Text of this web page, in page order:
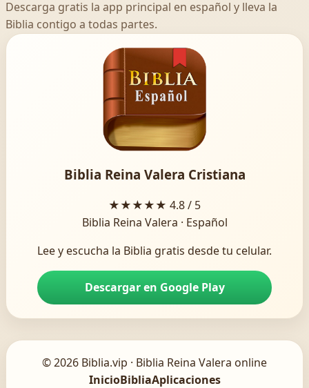
Descarga gratis la app principal en español y lleva la
Biblia contigo a todas partes.
Biblia Reina Valera Cristiana
★★★★★ 4.8 / 5
Biblia Reina Valera · Español
Lee y escucha la Biblia gratis desde tu celular.
Descargar en Google Play
© 2026 Biblia.vip · Biblia Reina Valera online
InicioBibliaAplicaciones